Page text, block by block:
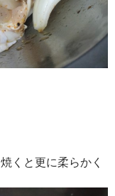
くと更に柔らかく